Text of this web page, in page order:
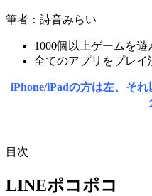
筆者：詩音みらい
1000個以上ゲームを
全てのアプリをプレイ
iPhone/iPadの方は左、そ
目次
LINEポコポコ